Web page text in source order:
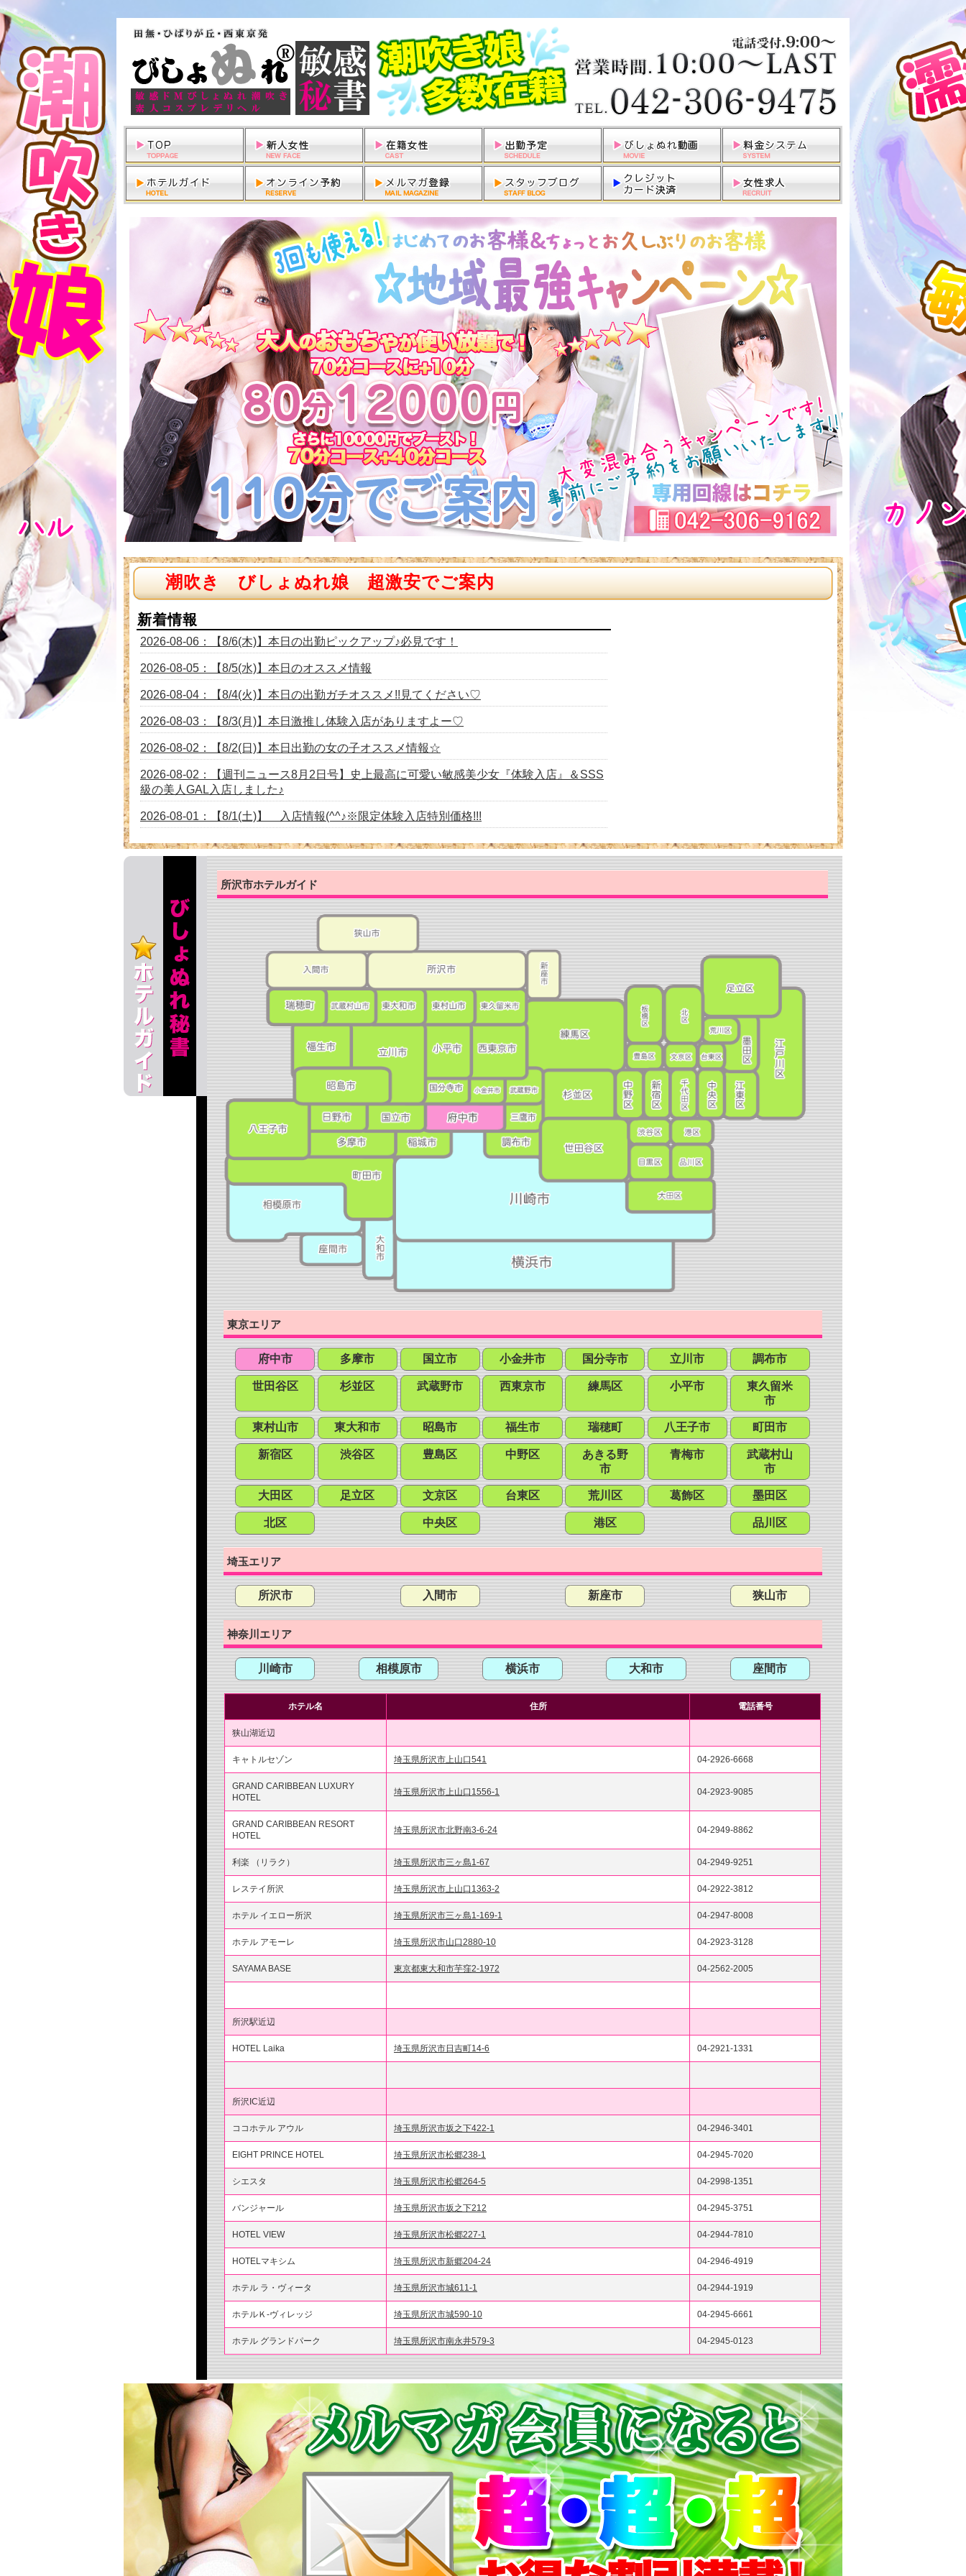
潮吹き びしょぬれ娘 超激安でご案内
新着情報
2026-08-06：【8/6(木)】本日の出勤ピックアップ♪必見です！
2026-08-05：【8/5(水)】本日のオススメ情報
2026-08-04：【8/4(火)】本日の出勤ガチオススメ!!見てください♡
2026-08-03：【8/3(月)】本日激推し体験入店がありますよー♡
2026-08-02：【8/2(日)】本日出勤の女の子オススメ情報☆
2026-08-02：【週刊ニュース8月2日号】史上最高に可愛い敏感美少女『体験入店』＆SSS
級の美人GAL入店しました♪
2026-08-01：【8/1(土)】 入店情報(^^♪※限定体験入店特別価格!!!
2026-07-31：【7/31(火)】7月最終日！！！！オススメ情報(・ω・)
2026-07-30：【7/30(木)】本日の出勤ガチオススメ!!見てください♡
2026-07-29：【7/29(水)】本日の出勤ピックアップ♪
所沢市ホテルガイド
東京エリア
府中市 多摩市 国立市 小金井市 国分寺市 立川市 調布市
世田谷区 杉並区 武蔵野市 西東京市 練馬区 小平市
東久留米
市
東村山市 東大和市 昭島市 福生市 瑞穂町 八王子市 町田市
新宿区 渋谷区 豊島区 中野区
あきる野
市
青梅市
武蔵村山
市
大田区 足立区 文京区 台東区 荒川区 葛飾区 墨田区
北区 中央区 港区 品川区
埼玉エリア
所沢市 入間市 新座市 狭山市
神奈川エリア
川崎市 相模原市 横浜市 大和市 座間市
ホテル名 住所 電話番号
狭山湖近辺
キャトルセゾン 埼玉県所沢市上山口541 04-2926-6668
GRAND CARIBBEAN LUXURY
HOTEL
埼玉県所沢市上山口1556-1 04-2923-9085
GRAND CARIBBEAN RESORT
HOTEL
埼玉県所沢市北野南3-6-24 04-2949-8862
利楽 （リラク） 埼玉県所沢市三ヶ島1-67 04-2949-9251
レステイ所沢 埼玉県所沢市上山口1363-2 04-2922-3812
ホテル イエロー所沢 埼玉県所沢市三ヶ島1-169-1 04-2947-8008
ホテル アモーレ 埼玉県所沢市山口2880-10 04-2923-3128
SAYAMA BASE 東京都東大和市芋窪2-1972 04-2562-2005
所沢駅近辺
HOTEL Laika 埼玉県所沢市日吉町14-6 04-2921-1331
所沢IC近辺
ココホテル アウル 埼玉県所沢市坂之下422-1 04-2946-3401
EIGHT PRINCE HOTEL 埼玉県所沢市松郷238-1 04-2945-7020
シエスタ 埼玉県所沢市松郷264-5 04-2998-1351
バンジャール 埼玉県所沢市坂之下212 04-2945-3751
HOTEL VIEW 埼玉県所沢市松郷227-1 04-2944-7810
HOTELマキシム 埼玉県所沢市新郷204-24 04-2946-4919
ホテル ラ・ヴィータ 埼玉県所沢市城611-1 04-2944-1919
ホテルＫ-ヴィレッジ 埼玉県所沢市城590-10 04-2945-6661
ホテル グランドパーク 埼玉県所沢市南永井579-3 04-2945-0123